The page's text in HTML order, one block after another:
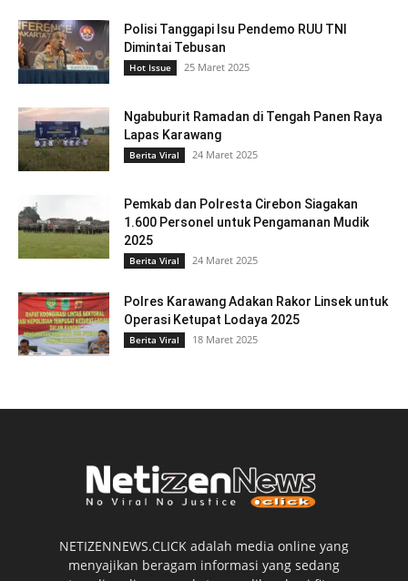
Polisi Tanggapi Isu Pendemo RUU TNI
Dimintai Tebusan
Hot Issue 25 Maret 2025
Ngabuburit Ramadan di Tengah Panen Raya
Lapas Karawang
Berita Viral 24 Maret 2025
Pemkab dan Polresta Cirebon Siagakan
1.600 Personel untuk Pengamanan Mudik
2025
Berita Viral 24 Maret 2025
Polres Karawang Adakan Rakor Linsek untuk
Operasi Ketupat Lodaya 2025
Berita Viral 18 Maret 2025
NETIZENNEWS.CLICK adalah media online yang
menyajikan beragam informasi yang sedang